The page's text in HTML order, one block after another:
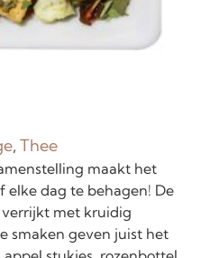
, Thee
maakt het
elke dag te behagen! De
met kruidig
smaken geven juist het